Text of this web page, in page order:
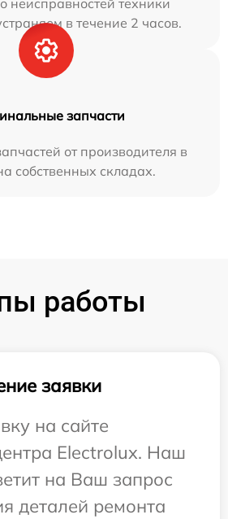
неисправностей техники
в течение 2 часов.
запчасти
от производителя в
собственных складах.
работы
заявки
на сайте
Electrolux. Наш
на Ваш запрос
деталей ремонта